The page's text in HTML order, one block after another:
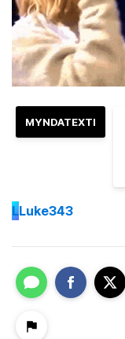
MYNDATEXTI
LLuke343